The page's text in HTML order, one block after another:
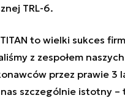
TRL-6.
to wielki sukces
z zespołem naszych
przez prawie 3
szczególnie istotny –